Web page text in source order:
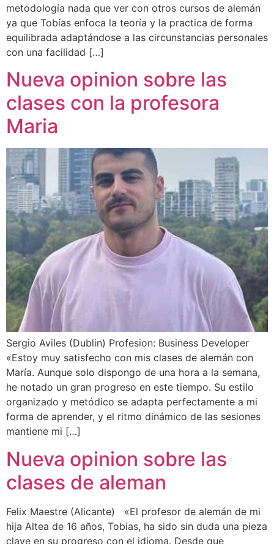
metodología nada que ver con otros cursos de alemán
ya que Tobías enfoca la teoría y la practica de forma
equilibrada adaptándose a las circunstancias personales
con una facilidad […]
Nueva opinion sobre las
clases con la profesora
Maria
Sergio Aviles (Dublin) Profesion: Business Developer
«Estoy muy satisfecho con mis clases de alemán con
María. Aunque solo dispongo de una hora a la semana,
he notado un gran progreso en este tiempo. Su estilo
organizado y metódico se adapta perfectamente a mi
forma de aprender, y el ritmo dinámico de las sesiones
mantiene mi […]
Nueva opinion sobre las
clases de aleman
Felix Maestre (Alicante) «El profesor de alemán de mi
hija Altea de 16 años, Tobias, ha sido sin duda una pieza
clave en su progreso con el idioma. Desde que